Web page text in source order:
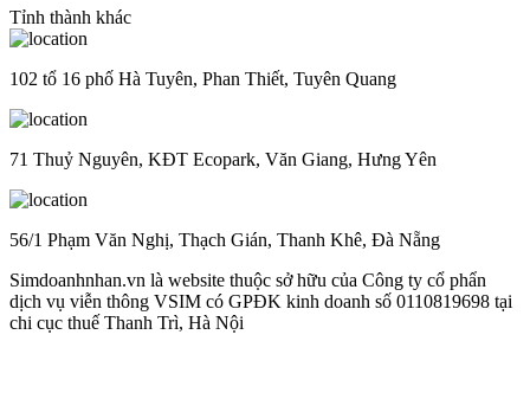
Tỉnh thành khác
102 tổ 16 phố Hà Tuyên, Phan Thiết, Tuyên Quang
71 Thuỷ Nguyên, KĐT Ecopark, Văn Giang, Hưng Yên
56/1 Phạm Văn Nghị, Thạch Gián, Thanh Khê, Đà Nẵng
Simdoanhnhan.vn là website thuộc sở hữu của Công ty cổ phẩn
dịch vụ viễn thông VSIM có GPĐK kinh doanh số 0110819698 tại
chi cục thuế Thanh Trì, Hà Nội